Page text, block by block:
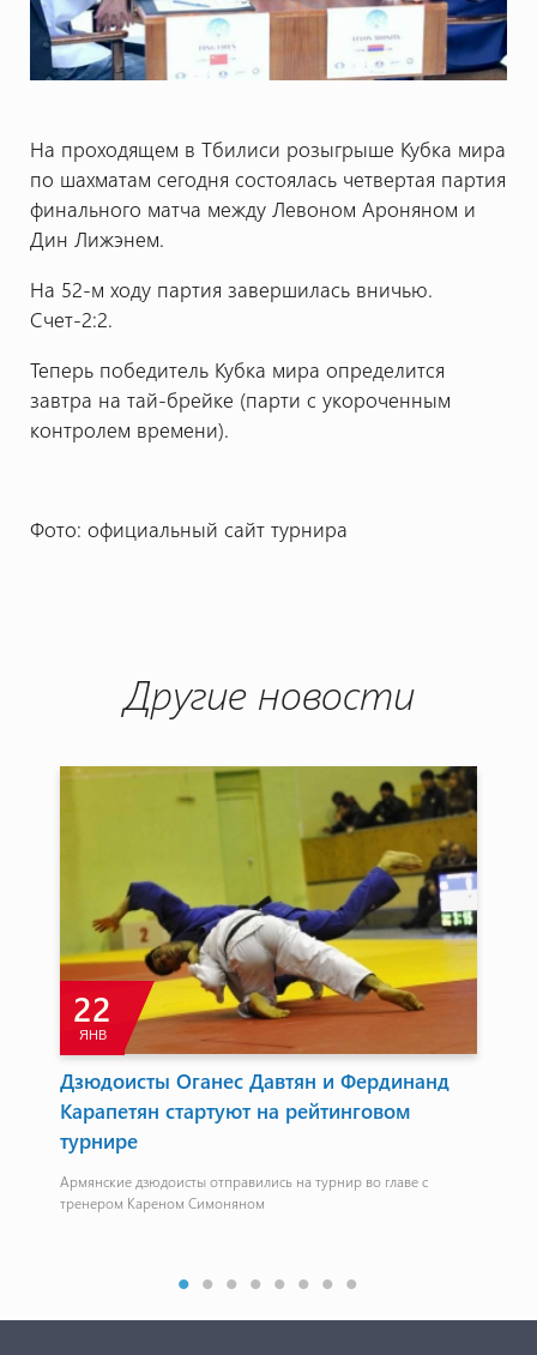
На проходящем в Тбилиси розыгрыше Кубка мира
по шахматам сегодня состоялась четвертая партия
финального матча между Левоном Ароняном и
Дин Лижэнем.
На 52-м ходу партия завершилась вничью.
Счет-2:2.
Теперь победитель Кубка мира определится
завтра на тай-брейке (парти с укороченным
контролем времени).
Фото: официальный сайт турнира
Другие новости
22
ЯНВ
Дзюдоисты Оганес Давтян и Фердинанд
Карапетян стартуют на рейтинговом
турнире
Армянские дзюдоисты отправились на турнир во главе с
тренером Кареном Симоняном